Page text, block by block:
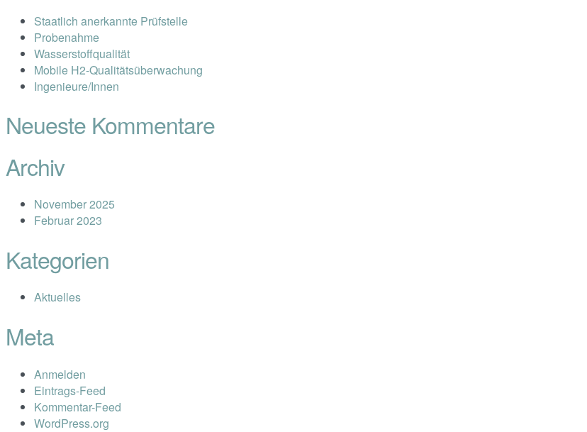
Staatlich anerkannte Prüfstelle
Probenahme
Wasserstoffqualität
Mobile H2-Qualitätsüberwachung
Ingenieure/Innen
Neueste Kommentare
Archiv
November 2025
Februar 2023
Kategorien
Aktuelles
Meta
Anmelden
Eintrags-Feed
Kommentar-Feed
WordPress.org